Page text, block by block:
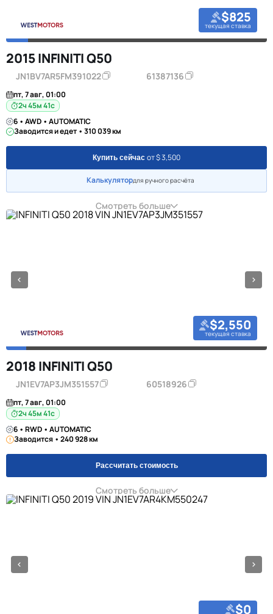
$825
текущая ставка
2015 INFINITI Q50
JN1BV7AR5FM391022 61387136
пт, 7 авг, 01:00
2ч 45м 40с
6 • AWD • AUTOMATIC
Заводится и едет • 310 039 км
Купить сейчас от $ 3,500
Калькулятордля ручного расчёта
Смотреть больше
$2,550
текущая ставка
2018 INFINITI Q50
JN1EV7AP3JM351557 60518926
пт, 7 авг, 01:00
2ч 45м 40с
6 • RWD • AUTOMATIC
Заводится • 240 928 км
Рассчитать стоимость
Смотреть больше
$0